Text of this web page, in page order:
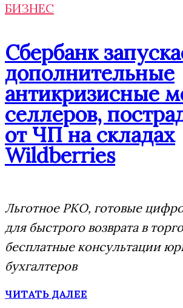
БИЗНЕС
Сбербанк
дополнительные
антикризисные
селлеров,
от ЧП на складах
Wildberries
Льготное РКО, готовые
для быстрого возврата в
бесплатные консультации
бухгалтеров
ЧИТАТЬ ДАЛЕЕ